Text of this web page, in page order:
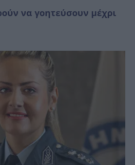
να γοητεύσουν μέχρι